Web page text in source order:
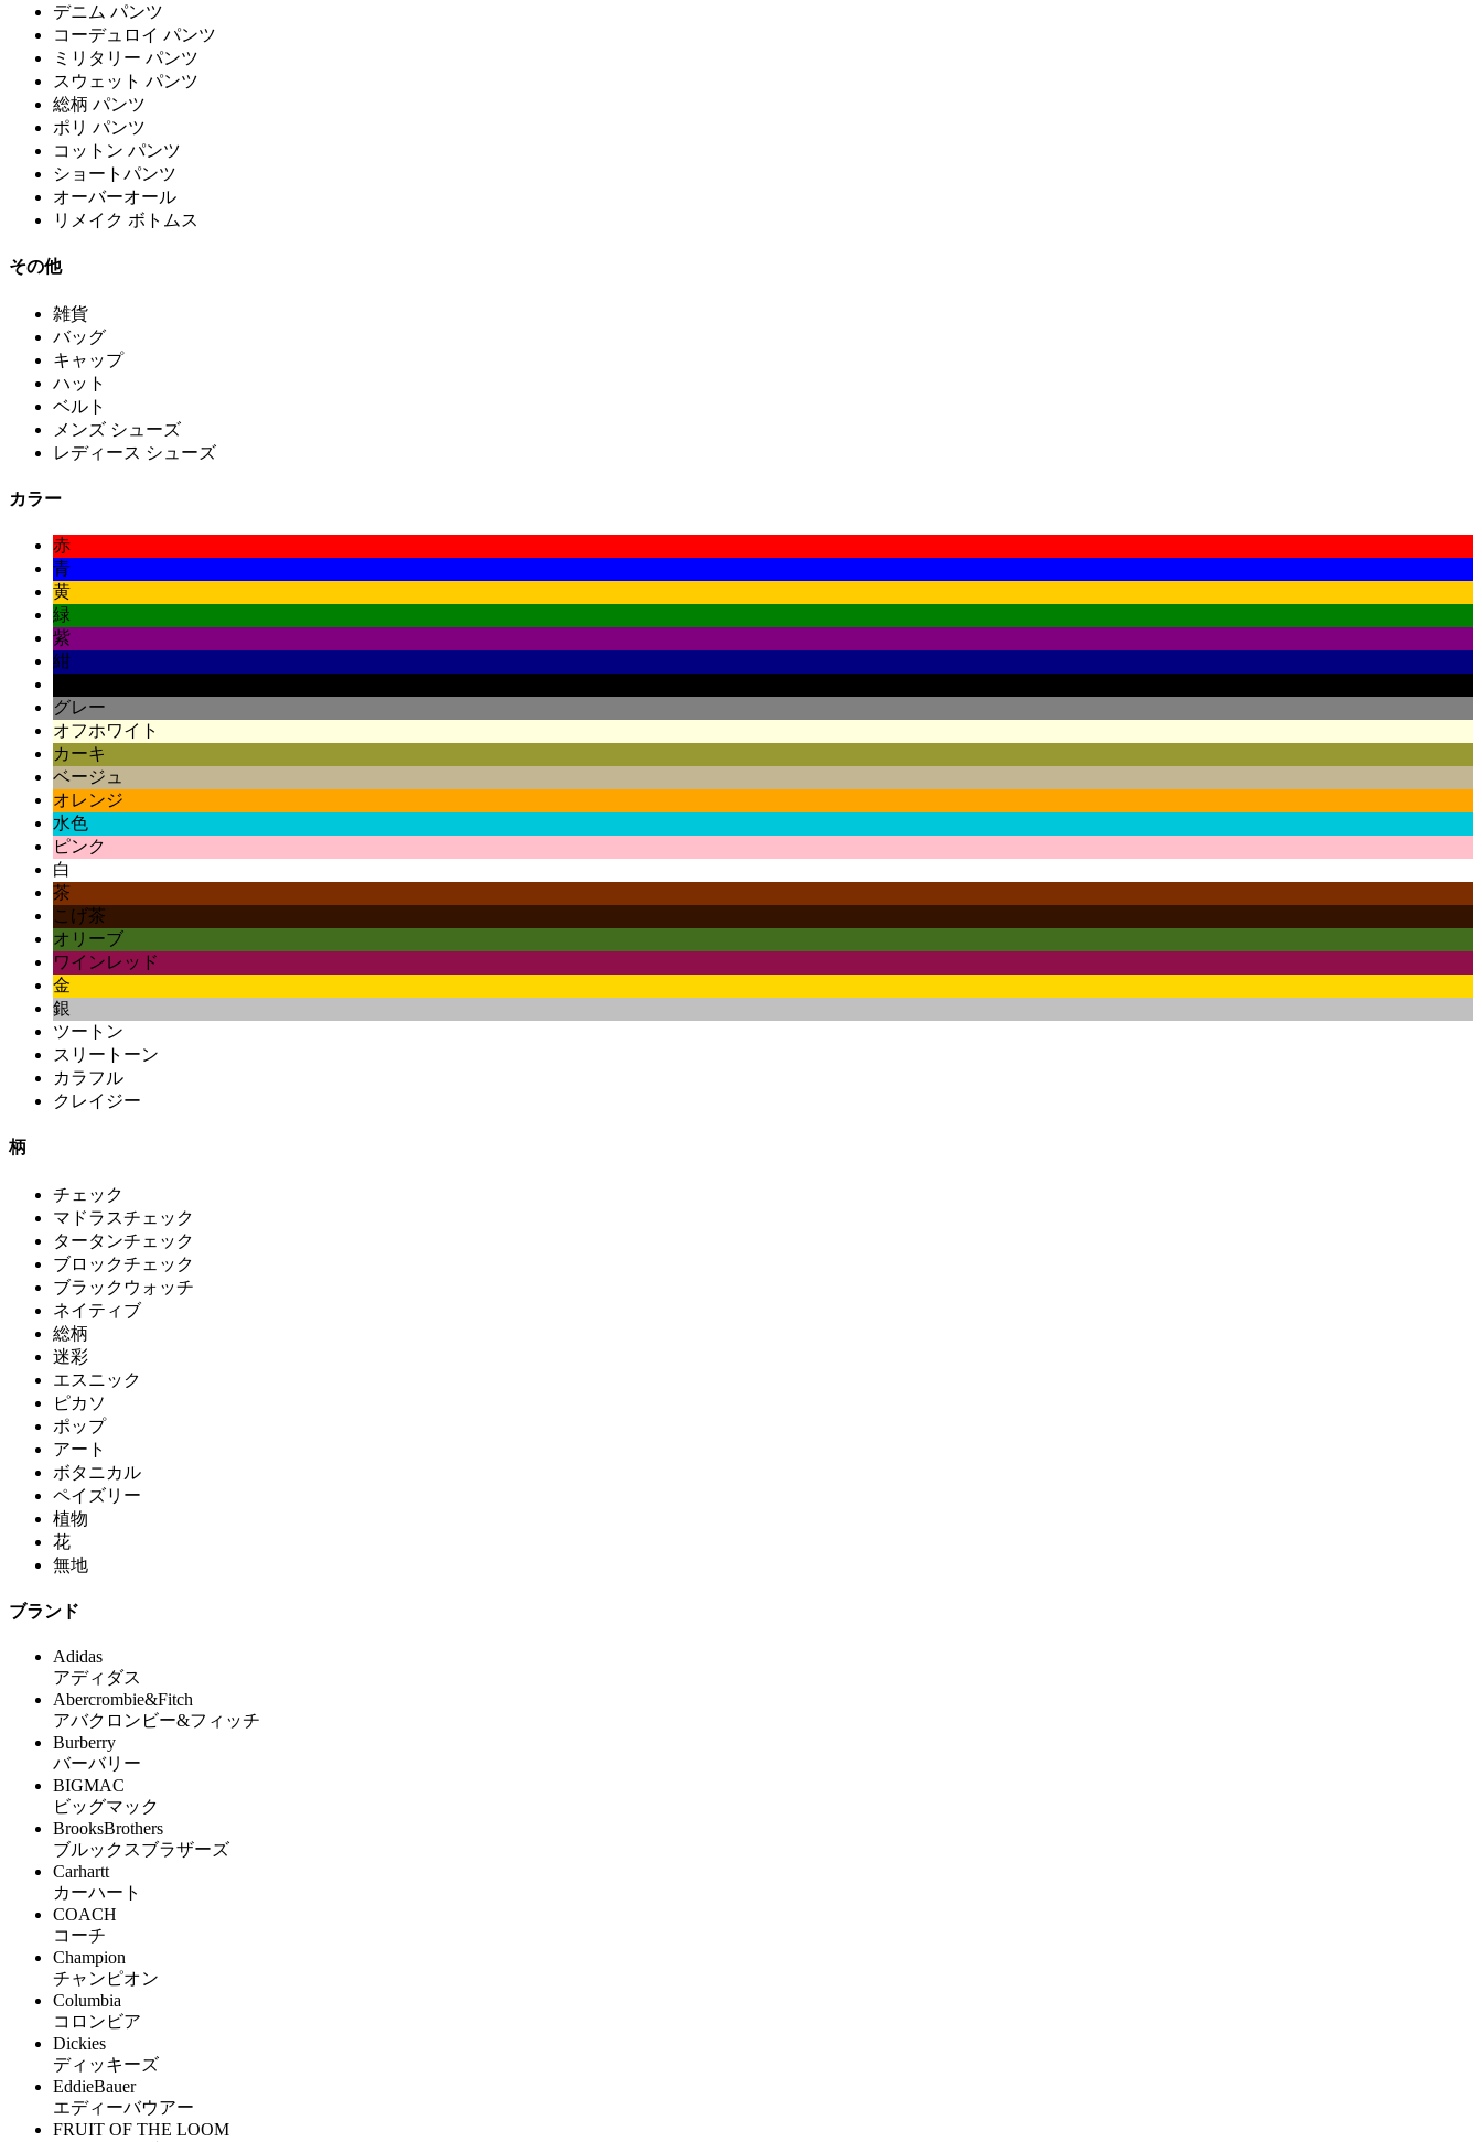
デニム パンツ
コーデュロイ パンツ
ミリタリー パンツ
スウェット パンツ
総柄 パンツ
ポリ パンツ
コットン パンツ
ショートパンツ
オーバーオール
リメイク ボトムス
その他
雑貨
バッグ
キャップ
ハット
ベルト
メンズ シューズ
レディース シューズ
カラー
赤
青
黄
緑
紫
紺
グレー
オフホワイト
カーキ
ベージュ
オレンジ
水色
ピンク
白
茶
こげ茶
オリーブ
ワインレッド
金
銀
ツートン
スリートーン
カラフル
クレイジー
柄
チェック
マドラスチェック
タータンチェック
ブロックチェック
ブラックウォッチ
ネイティブ
総柄
迷彩
エスニック
ピカソ
ポップ
アート
ボタニカル
ペイズリー
植物
花
無地
ブランド
Adidas
アディダス
Abercrombie&Fitch
アバクロンビー&フィッチ
Burberry
バーバリー
BIGMAC
ビッグマック
BrooksBrothers
ブルックスブラザーズ
Carhartt
カーハート
COACH
コーチ
Champion
チャンピオン
Columbia
コロンビア
Dickies
ディッキーズ
EddieBauer
エディーバウアー
FRUIT OF THE LOOM